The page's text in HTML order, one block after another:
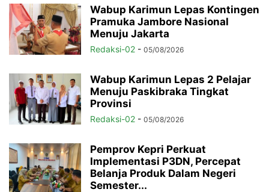
Wabup Karimun Lepas Kontingen
Pramuka Jambore Nasional
Menuju Jakarta
Redaksi-02 - 05/08/2026
Wabup Karimun Lepas 2 Pelajar
Menuju Paskibraka Tingkat
Provinsi
Redaksi-02 - 05/08/2026
Pemprov Kepri Perkuat
Implementasi P3DN, Percepat
Belanja Produk Dalam Negeri
Semester...